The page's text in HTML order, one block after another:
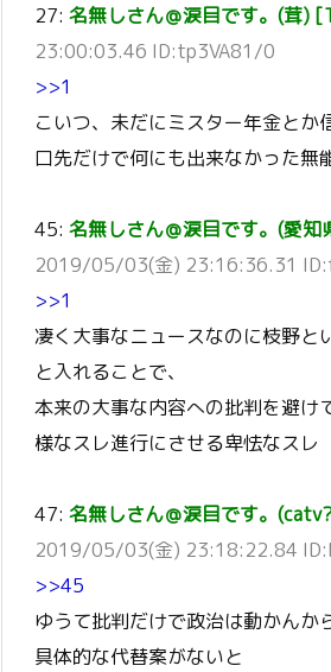
27: 名無しさん＠涙目です。(茸)
23:00:03.46 ID:tp3VA81/0
>>1
こいつ、未だにミスター年金とか
口先だけで何にも出来なかった無
45: 名無しさん＠涙目です。(愛知
2019/05/03(金) 23:16:36.31
>>1
凄く大事なニュースなのに枝野と
と入れることで、
本来の大事な内容への批判を避け
様なスレ進行にさせる卑怯なスレ
47: 名無しさん＠涙目です。
2019/05/03(金) 23:18:22.84
>>45
ゆうて批判だけで政治は動かんか
具体的な代替案がないと